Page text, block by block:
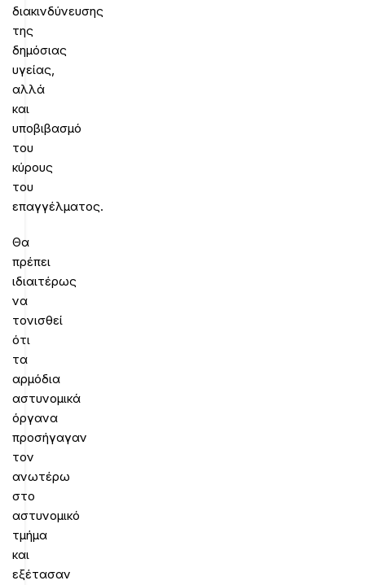
διακινδύνευσης
της
δημόσιας
υγείας,
αλλά
και
υποβιβασμό
του
κύρους
του
επαγγέλματος.
Θα
πρέπει
ιδιαιτέρως
να
τονισθεί
ότι
τα
αρμόδια
αστυνομικά
όργανα
προσήγαγαν
τον
ανωτέρω
στο
αστυνομικό
τμήμα
και
εξέτασαν